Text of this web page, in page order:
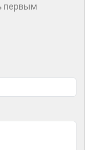
первым